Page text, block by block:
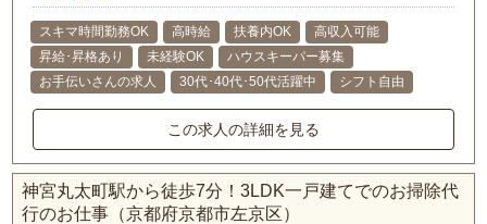
スキマ時間勤務OK 高時給 扶養内OK
高収入可能
昇給･昇格あり
未経験OK
ハウスキーパー募集
お手伝いさんの求人
30代･40代･50代活躍中 シフト自由
この求人の詳細を見る
神宮丸太町駅から徒歩7分！3LDK一戸建てでのお掃除代
行のお仕事（京都府京都市左京区）